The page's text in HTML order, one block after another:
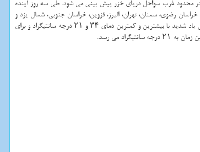
آذربایجان شرقی و بخش هایی از اردبیل نیز بارندگی خواهند داشت. دوشنبه (۸ مهرماه) نیز بارش پراكنده در محدود غرب سواحل دریای خزر پیش بینی می شود. طی سه روز آینده
در ایام یكشنبه (۷ مهرماه) و دوشنبه (۸ مهرماه) برای استان های خراسان شمالی، خراسان رضوی، سمنان، تهران، البرز، قزوین، خراسان جنوبی، شمال یزد و
سیستان و بلوچستان خصوصاً منطقه زابل وزش باد شدید، گاهی همراه با گرد و خاك دور از انتظار نخواهد بود. برای تهران در روز شنبه (۶ مهرماه) آسمانی صاف همراه با وزش باد، گاهی وزش باد شدید با بیشترین و كمترین دمای ۳۴ و ۲۱ درجه سانتیگراد و برای